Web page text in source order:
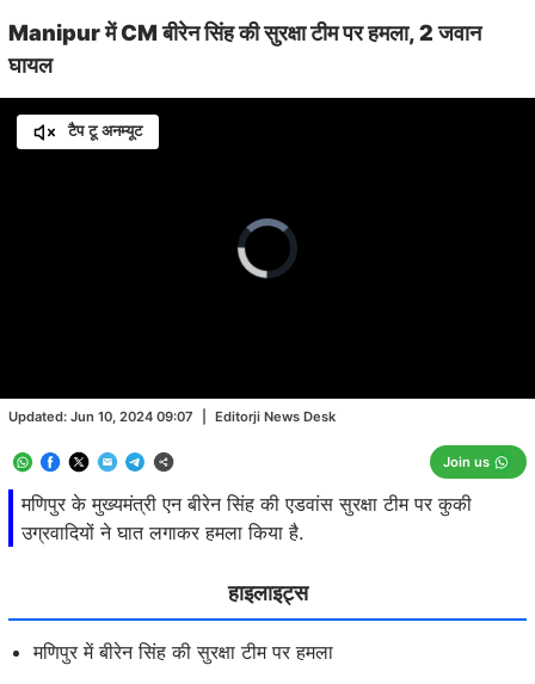
Manipur में CM बीरेन सिंह की सुरक्षा टीम पर हमला, 2 जवान
घायल
मणिपुर के मुख्यमंत्री एन बीरेन सिंह की एडवांस सुरक्षा टीम पर कुकी
उग्रवादियों ने घात लगाकर हमला किया है.
Updated: Jun 10, 2024 09:07 Editorji News Desk
Join us
टैप टू अनम्यूट
Video
Player
is
loading.
हाइलाइट्स
मणिपुर में बीरेन सिंह की सुरक्षा टीम पर हमला